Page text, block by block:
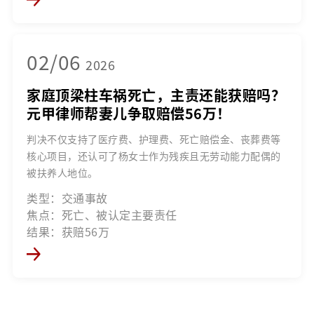
02/06 2026
家庭顶梁柱车祸死亡，主责还能获赔吗？
元甲律师帮妻儿争取赔偿56万！
判决不仅支持了医疗费、护理费、死亡赔偿金、丧葬费等
核心项目，还认可了杨女士作为残疾且无劳动能力配偶的
被扶养人地位。
类型：交通事故
焦点：死亡、被认定主要责任
结果：获赔56万